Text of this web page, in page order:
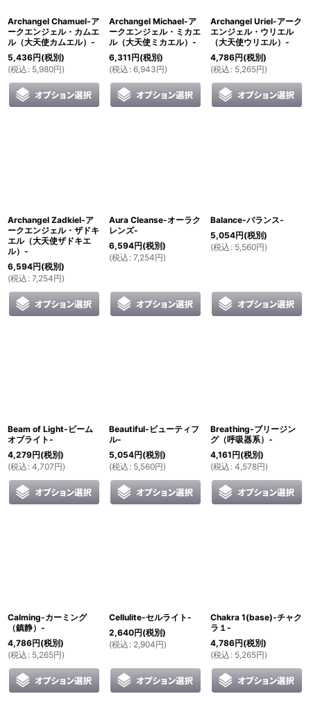
Archangel Chamuel-ア
ークエンジェル・カムエ
ル（大天使カムエル）-
5,436円(税別)
(税込 : 5,980円)
Archangel Michael-ア
ークエンジェル・ミカエ
ル（大天使ミカエル）-
6,311円(税別)
(税込 : 6,943円)
Archangel Uriel-アーク
エンジェル・ウリエル
（大天使ウリエル）-
4,786円(税別)
(税込 : 5,265円)
Archangel Zadkiel-ア
ークエンジェル・ザドキ
エル（大天使ザドキエ
ル）-
6,594円(税別)
(税込 : 7,254円)
Aura Cleanse-オーラク
レンズ-
6,594円(税別)
(税込 : 7,254円)
Balance-バランス-
5,054円(税別)
(税込 : 5,560円)
Beam of Light-ビーム
オブライト-
4,279円(税別)
(税込 : 4,707円)
Beautiful-ビューティフ
ル-
5,054円(税別)
(税込 : 5,560円)
Breathing-ブリージン
グ（呼吸器系）-
4,161円(税別)
(税込 : 4,578円)
Calming-カーミング
（鎮静）-
4,786円(税別)
(税込 : 5,265円)
Cellulite-セルライト-
2,640円(税別)
(税込 : 2,904円)
Chakra 1(base)-チャク
ラ１-
4,786円(税別)
(税込 : 5,265円)